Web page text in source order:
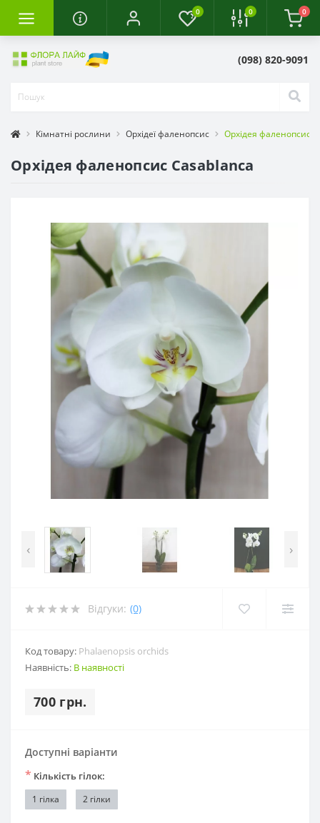
0 0 0
(098) 820-9091
Кімнатні рослини Орхідеї фаленопсис Орхідея фаленопсис
Орхідея фаленопсис Casablanca
‹ ›
Відгуки: (0)
Код товару: Phalaenopsis orchids
Наявність: В наявності
700 грн.
Доступні варіанти
* Кількість гілок:
1 гілка 2 гілки